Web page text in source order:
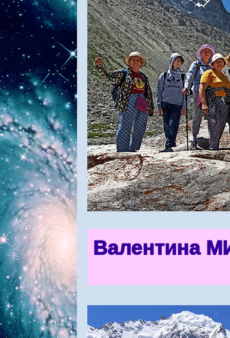
Валентина